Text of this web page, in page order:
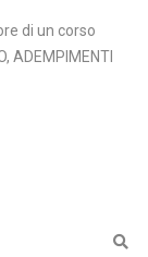
di un corso
ADEMPIMENTI